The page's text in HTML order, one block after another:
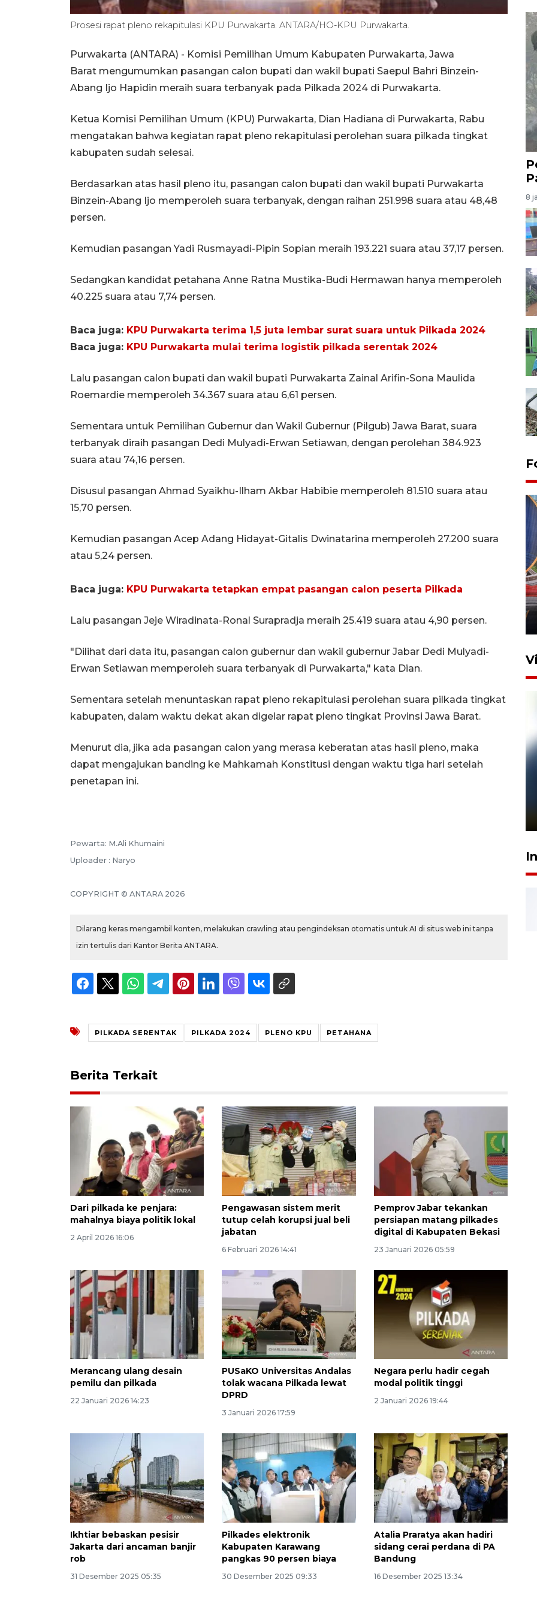
Prosesi rapat pleno rekapitulasi KPU Purwakarta. ANTARA/HO-KPU Purwakarta.
Purwakarta (ANTARA) - Komisi Pemilihan Umum Kabupaten Purwakarta, Jawa
Barat mengumumkan pasangan calon bupati dan wakil bupati Saepul Bahri Binzein-
Abang Ijo Hapidin meraih suara terbanyak pada Pilkada 2024 di Purwakarta.
Ketua Komisi Pemilihan Umum (KPU) Purwakarta, Dian Hadiana di Purwakarta, Rabu
mengatakan bahwa kegiatan rapat pleno rekapitulasi perolehan suara pilkada tingkat
kabupaten sudah selesai.
Berdasarkan atas hasil pleno itu, pasangan calon bupati dan wakil bupati Purwakarta
Binzein-Abang Ijo memperoleh suara terbanyak, dengan raihan 251.998 suara atau 48,48
persen.
Kemudian pasangan Yadi Rusmayadi-Pipin Sopian meraih 193.221 suara atau 37,17 persen.
Sedangkan kandidat petahana Anne Ratna Mustika-Budi Hermawan hanya memperoleh
40.225 suara atau 7,74 persen.
Baca juga: KPU Purwakarta terima 1,5 juta lembar surat suara untuk Pilkada 2024
Baca juga: KPU Purwakarta mulai terima logistik pilkada serentak 2024
Lalu pasangan calon bupati dan wakil bupati Purwakarta Zainal Arifin-Sona Maulida
Roemardie memperoleh 34.367 suara atau 6,61 persen.
Sementara untuk Pemilihan Gubernur dan Wakil Gubernur (Pilgub) Jawa Barat, suara
terbanyak diraih pasangan Dedi Mulyadi-Erwan Setiawan, dengan perolehan 384.923
suara atau 74,16 persen.
Disusul pasangan Ahmad Syaikhu-Ilham Akbar Habibie memperoleh 81.510 suara atau
15,70 persen.
Kemudian pasangan Acep Adang Hidayat-Gitalis Dwinatarina memperoleh 27.200 suara
atau 5,24 persen.
Baca juga: KPU Purwakarta tetapkan empat pasangan calon peserta Pilkada
Lalu pasangan Jeje Wiradinata-Ronal Surapradja meraih 25.419 suara atau 4,90 persen.
"Dilihat dari data itu, pasangan calon gubernur dan wakil gubernur Jabar Dedi Mulyadi-
Erwan Setiawan memperoleh suara terbanyak di Purwakarta," kata Dian.
Sementara setelah menuntaskan rapat pleno rekapitulasi perolehan suara pilkada tingkat
kabupaten, dalam waktu dekat akan digelar rapat pleno tingkat Provinsi Jawa Barat.
Menurut dia, jika ada pasangan calon yang merasa keberatan atas hasil pleno, maka
dapat mengajukan banding ke Mahkamah Konstitusi dengan waktu tiga hari setelah
penetapan ini.
Pewarta: M.Ali Khumaini
Uploader : Naryo
COPYRIGHT © ANTARA 2026
Dilarang keras mengambil konten, melakukan crawling atau pengindeksan otomatis untuk AI di situs web ini tanpa
izin tertulis dari Kantor Berita ANTARA.
PILKADA SERENTAK PILKADA 2024 PLENO KPU PETAHANA
Berita Terkait
Dari pilkada ke penjara:
mahalnya biaya politik lokal
2 April 2026 16:06
Pengawasan sistem merit
tutup celah korupsi jual beli
jabatan
6 Februari 2026 14:41
Pemprov Jabar tekankan
persiapan matang pilkades
digital di Kabupaten Bekasi
23 Januari 2026 05:59
Merancang ulang desain
pemilu dan pilkada
22 Januari 2026 14:23
PUSaKO Universitas Andalas
tolak wacana Pilkada lewat
DPRD
3 Januari 2026 17:59
Negara perlu hadir cegah
modal politik tinggi
2 Januari 2026 19:44
Ikhtiar bebaskan pesisir
Jakarta dari ancaman banjir
rob
31 Desember 2025 05:35
Pilkades elektronik
Kabupaten Karawang
pangkas 90 persen biaya
30 Desember 2025 09:33
Atalia Praratya akan hadiri
sidang cerai perdana di PA
Bandung
16 Desember 2025 13:34
8
perlintasan sebidang di
12 Juni 2026 18:49
160 ribu sambungan baru
jaringan gas 2026